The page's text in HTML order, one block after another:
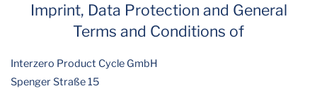
Imprint, Data Protection and General
Terms and Conditions of
Interzero Product Cycle GmbH
Spenger Straße 15